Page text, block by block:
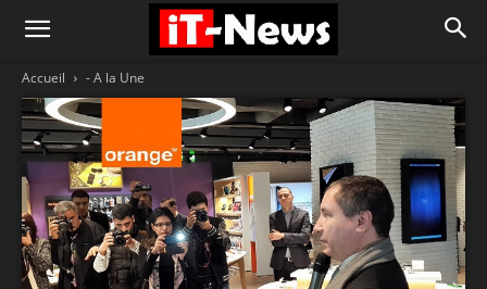
Accueil - A la Une